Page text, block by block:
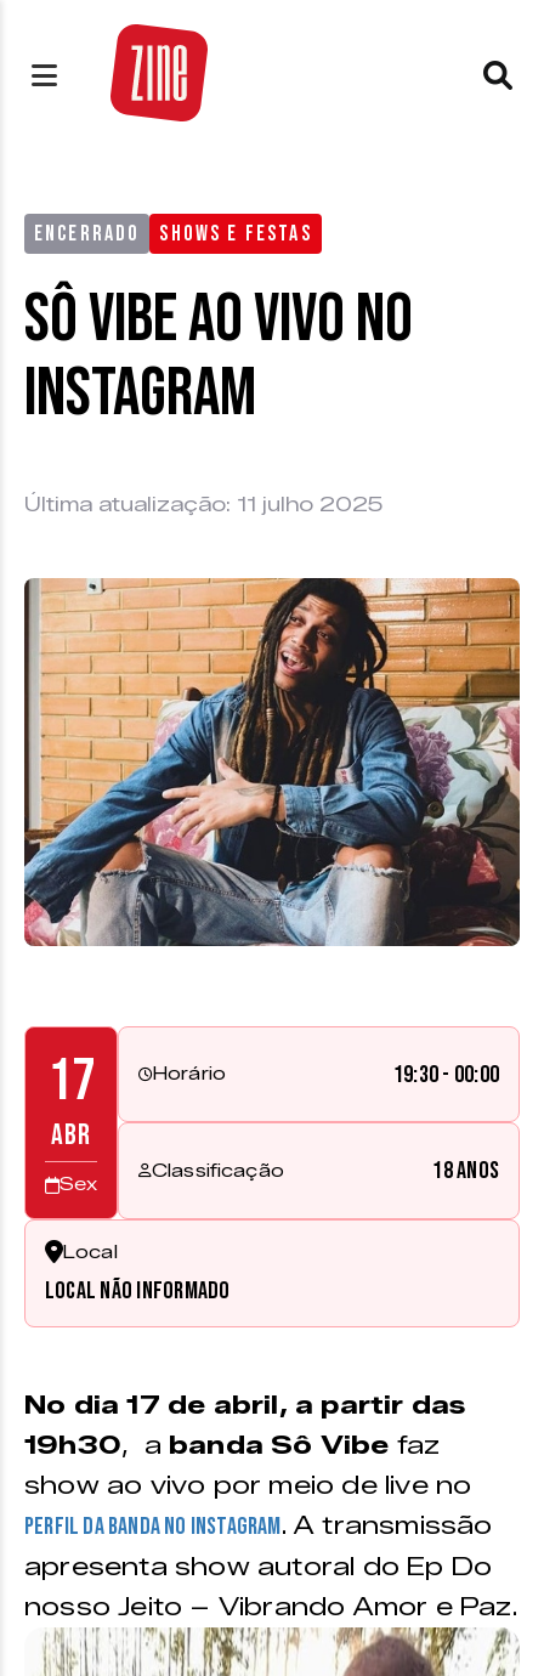
ENCERRADO SHOWS E FESTAS
Sô Vibe ao vivo no
Instagram
Última atualização: 11 julho 2025
17
ABR
Sex
Horário 19:30 - 00:00
Classificação 18 anos
Local
Local não informado
No dia 17 de abril, a partir das
19h30, a banda Sô Vibe faz
show ao vivo por meio de live no
perfil da banda no Instagram. A transmissão
apresenta show autoral do Ep Do
nosso Jeito – Vibrando Amor e Paz.